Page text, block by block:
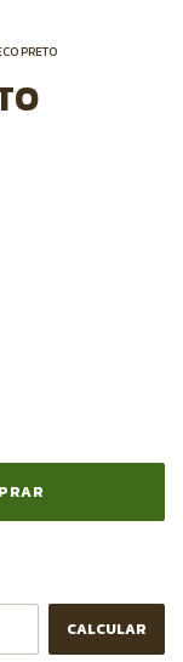
PRETO
CALCULAR